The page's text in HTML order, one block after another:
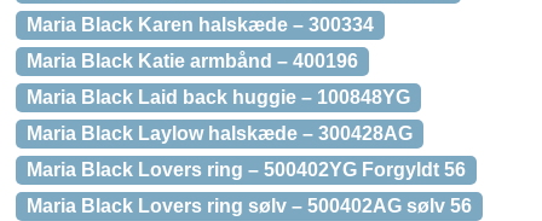
Maria Black Karen halskæde – 300334
Maria Black Katie armbånd – 400196
Maria Black Laid back huggie – 100848YG
Maria Black Laylow halskæde – 300428AG
Maria Black Lovers ring – 500402YG Forgyldt 56
Maria Black Lovers ring sølv – 500402AG sølv 56